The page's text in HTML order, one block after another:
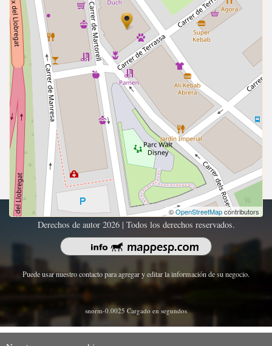
©OpenStreetMapcontributors
Derechos de autor 2026 | Todos los derechos reservados.
Puede usar nuestro contacto para agregar y editar la información de su negocio.
snorm-0.0025 Cargado en segundos